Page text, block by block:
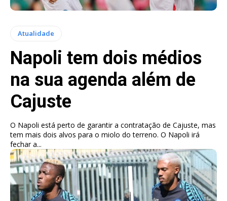
Atualidade
Napoli tem dois médios
na sua agenda além de
Cajuste
O Napoli está perto de garantir a contratação de Cajuste, mas
tem mais dois alvos para o miolo do terreno. O Napoli irá
fechar a...